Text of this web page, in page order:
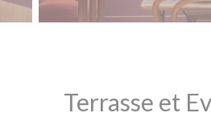
Terrasse et